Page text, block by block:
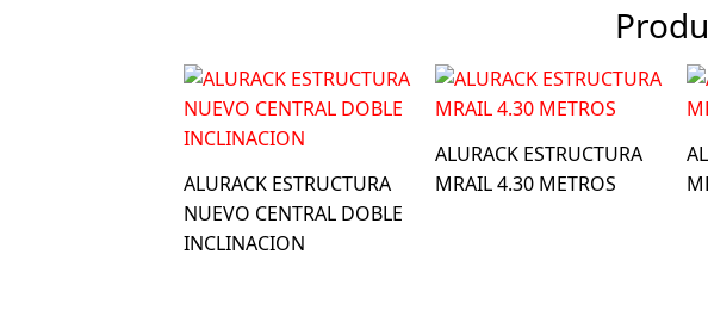
ALURACK ESTRUCTURA
NUEVO CENTRAL DOBLE
INCLINACION
ALURACK ESTRUCTURA
MRAIL 4.30 METROS